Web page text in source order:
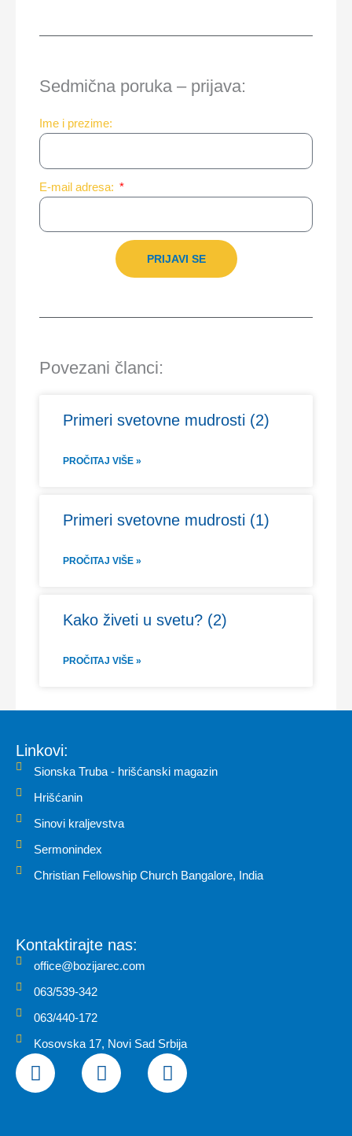
Sedmična poruka – prijava:
Ime i prezime:
E-mail adresa:
PRIJAVI SE
Povezani članci:
Primeri svetovne mudrosti (2)
PROČITAJ VIŠE »
Primeri svetovne mudrosti (1)
PROČITAJ VIŠE »
Kako živeti u svetu? (2)
PROČITAJ VIŠE »
Linkovi:
Sionska Truba - hrišćanski magazin
Hrišćanin
Sinovi kraljevstva
Sermonindex
Christian Fellowship Church Bangalore, India
Kontaktirajte nas:
office@bozijarec.com
063/539-342
063/440-172
Kosovska 17, Novi Sad Srbija
F
a
I
n
Y
o